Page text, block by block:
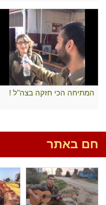
המתיחה הכי חזקה בצה"ל !
חם באתר